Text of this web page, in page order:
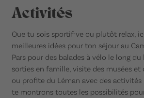
Activités
Que tu sois sportif·ve ou plutôt relax,
meilleures idées pour ton séjour au
Pars pour des balades à vélo le long du
sorties en famille, visite des musées et
ou profite du Léman avec des activités
te montrons toutes les possibilités